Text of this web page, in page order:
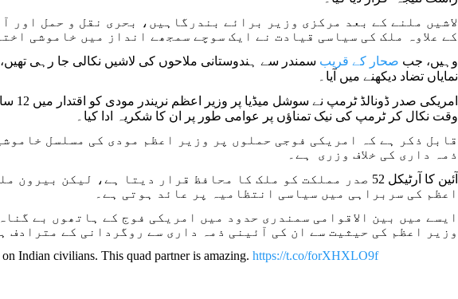
لاشیں ملنے کے بعد مرکزی وزیر برائے بندرگاہیں، بحری نقل و حمل اور
کے علاوہ ملک کی سیاسی قیادت نے ایک سوچے سمجھے انداز میں خاموشی
وہیں، جب صحار کے قریب سمندر سے ہندوستانی ملاحوں کی لاشیں نکالی جا رہی
نمایاں تضاد دیکھنے میں آیا۔
وقت نکال کر ٹرمپ کی نیک تمناؤں پر عوامی طور پر ان کا شکریہ ادا کیا۔
قابل ذکر ہے کہ امریکی فوجی حملوں پر وزیر اعظم مودی کی مسلسل
ذمہ داری کی خلاف وزری ہے۔
آئین کا آرٹیکل 52 صدر مملکت کو ملک کا محافظ قرار دیتا ہے،
اعظم کی سربراہی میں سیاسی انتظامیہ پر عائد ہوتی ہے۔
ایسے میں بین الاقوامی سمندری حدود میں امریکی فوج کے ہاتھوں بے
وزیر اعظم کی حیثیت سے ان کی آئینی ذمہ داری سے روگردانی کے مترادف
Indian civilians. This quad partner is amazing.https://t.co/forXHXLO9f